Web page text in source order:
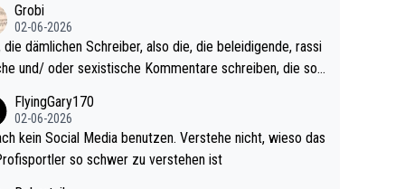
wenig WDF Turniere spielen. Dies war bei Archie Self l
Jahr der Fall. Er musste als amtierender Weltmeister d
den Qualifier und ich glaube kaum, dass Mitchel sich das
antun würde, wenn er doch eigentlich die PDC-WM
hat.
Grobi
02-06-2026
die dämlichen Schreiber, also die, die beleidigende, rassi
und/ oder sexistische Kommentare schreiben, die soll
in den Griff kriegen. Nur eins wundert mich: Luke Li
doch neulich erst derjenige, der über Social Media G
hat. Und Littlers Mutter schießt öfters mal gege
FlyingGary170
02-06-2026
kein Social Media benutzen. Verstehe nicht, wieso das
so schwer zu verstehen ist